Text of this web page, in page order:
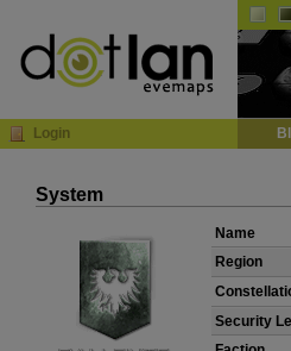
Login
System
Name
Region
Security